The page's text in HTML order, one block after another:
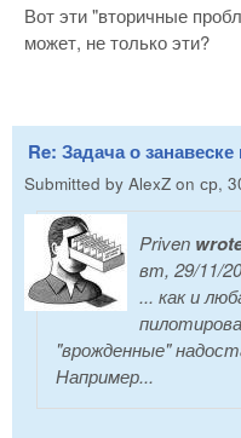
Вот эти "вторичные
может, не только эти?
Re: Задача о
Submitted by AlexZ on ср,
Priven
вт, 29/11/
... как и
"врожденные"
Например...